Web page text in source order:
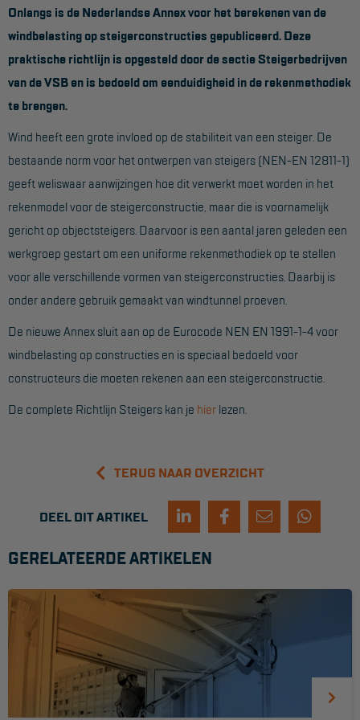
Werkbordes
Magazijntrap
Trailertrap
Trap onderdelen
Schraag
VALBEVEILIGING
Veiligheid sets
Harnas gordels
Verbindingsmiddelen
Anker middelen
MAATWERK
VERHUUR
Steigers
Rolsteigers
Schilderstellingen
Gevelsteigers
Onlangs is de Nederlandse Annex voor het berekenen van de
windbelasting op steigerconstructies gepubliceerd. Deze
praktische richtlijn is opgesteld door de sectie Steigerbedrijven
van de VSB en is bedoeld om eenduidigheid in de rekenmethodiek
te brengen.
Wind heeft een grote invloed op de stabiliteit van een steiger. De
bestaande norm voor het ontwerpen van steigers (NEN-EN 12811-1)
geeft weliswaar aanwijzingen hoe dit verwerkt moet worden in het
rekenmodel voor de steigerconstructie, maar die is voornamelijk
gericht op objectsteigers. Daarvoor is een aantal jaren geleden een
werkgroep gestart om een uniforme rekenmethodiek op te stellen
voor alle verschillende vormen van steigerconstructies. Daarbij is
onder andere gebruik gemaakt van windtunnel proeven.
De nieuwe Annex sluit aan op de Eurocode NEN EN 1991-1-4 voor
windbelasting op constructies en is speciaal bedoeld voor
constructeurs die moeten rekenen aan een steigerconstructie.
De complete Richtlijn Steigers kan je hier lezen.
TERUG NAAR OVERZICHT
DEEL DIT ARTIKEL
GERELATEERDE ARTIKELEN